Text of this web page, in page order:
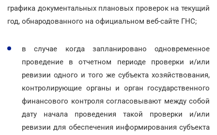
графика документальных плановых проверок на текущий
год, обнародованного на официальном веб-сайте ГНС;
в случае когда запланировано одновременное
проведение в отчетном периоде проверки и/или
ревизии одного и того же субъекта хозяйствования,
контролирующие органы и орган государственного
финансового контроля согласовывают между собой
дату начала проведения такой проверки и/или
ревизии для обеспечения информирования субъекта